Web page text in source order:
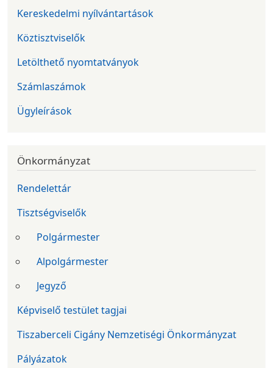
Kereskedelmi nyílvántartások
Köztisztviselők
Letölthető nyomtatványok
Számlaszámok
Ügyleírások
Önkormányzat
Rendelettár
Tisztségviselők
Polgármester
Alpolgármester
Jegyző
Képviselő testület tagjai
Tiszaberceli Cigány Nemzetiségi Önkormányzat
Pályázatok